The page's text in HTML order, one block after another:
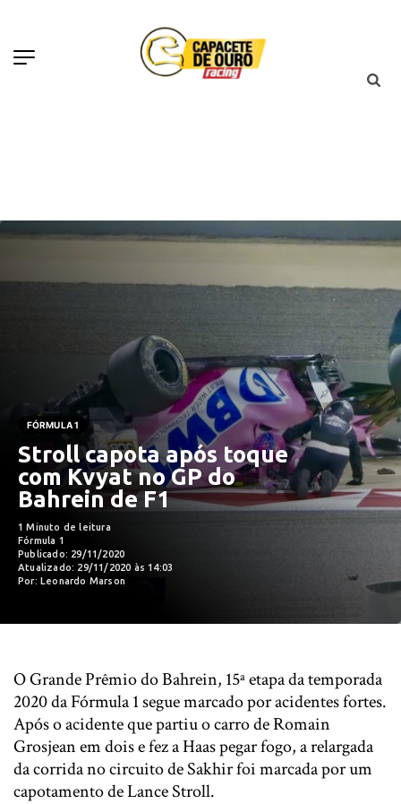
FÓRMULA 1
Stroll capota após toque
com Kvyat no GP do
Bahrein de F1
1 Minuto de leitura
Fórmula 1
Publicado: 29/11/2020
Atualizado: 29/11/2020 às 14:03
Por: Leonardo Marson
O Grande Prêmio do Bahrein, 15ª etapa da temporada
2020 da Fórmula 1 segue marcado por acidentes fortes.
Após o acidente que partiu o carro de Romain
Grosjean em dois e fez a Haas pegar fogo, a relargada
da corrida no circuito de Sakhir foi marcada por um
capotamento de Lance Stroll.